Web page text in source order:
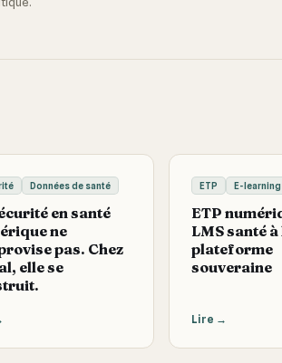
Données de santé
en santé
ne
pas. Chez
elle se
ETP E-learning
ETP
LMS santé à
plateforme
souveraine
Lire →